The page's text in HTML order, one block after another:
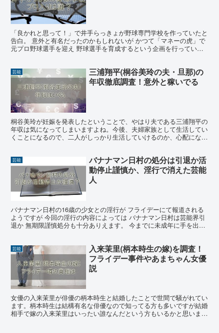
「良かれと思って！」で井手らっきょが野球専門学校を作っていたと
告白。 意外と有名だったのかもしれないが かつて「マネーの虎」で
元プロ野球選手を迎え 野球選手を育成するという企画を行ってい
芸能
三浦翔平(桐谷美玲の夫・旦那)の
年収徹底調査！意外と稼いでる
桐谷美玲が妊娠を発表したということで、やはり夫である三浦翔平の
年収は気になってしまいますよね。今後、夫婦家族として生活してい
くことになるので、二人がしっかり生活していけるのか、心配になる
芸能
バナナマン日村の処分は引退か活
動停止謹慎か、淫行で消えた芸能
人
バナナマン日村の16歳の少女との淫行が フライデーにて報道される
ようですが 今回の淫行の内容によっては バナナマン日村は芸能界引
退か 無期限謹慎処分も十分ありえます。 今までに未成年に手を出し
芸能
入来茉里(柄本時生の嫁)を調査！
フライデー事件やあまちゃん女優
説
女優の入来茉里が俳優の柄本時生と結婚したことで世間で騒がれてい
ます。柄本時生は結構有名な俳優なので知ってる方も多いですが結婚
相手で嫁の入来茉里はいったい誰なんだという方もいるかと思いま